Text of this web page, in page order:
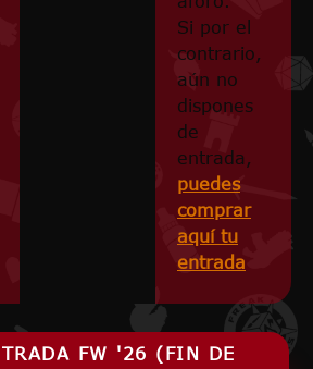
Si por el
contrario,
aún no
dispones
de
entrada,
puedes
comprar
aquí tu
entrada
FW '26 (FIN DE